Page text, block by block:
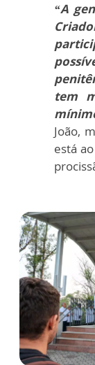
“A
tem
João,
está